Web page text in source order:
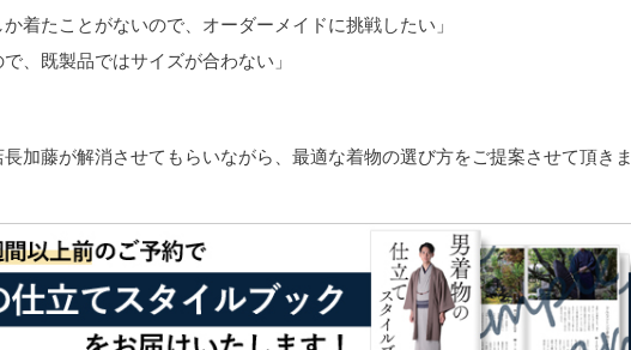
か着たことがないので、オーダーメイドに挑戦したい」
で、既製品ではサイズが合わない」
加藤が解消させてもらいながら、最適な着物の選び方をご提案させて頂きま